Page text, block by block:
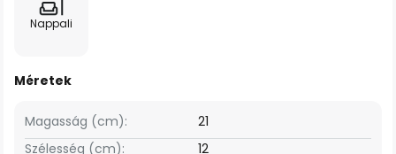
Nappali
Méretek
Szélesség (cm): 12
Magasság (cm): 21